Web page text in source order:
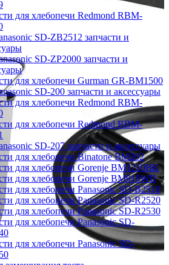
для хлебопечи Redmond RBM-
SD-ZB2512 запчасти и
SD-ZP2000 запчасти и
для хлебопечи Gurman GR-BM1500
SD-200 запчасти и аксессуары
для хлебопечи Redmond RBM-
для хлебопечи Redmond RBM-
SD-207 запчасти и аксессуары
для хлебопечи Binatone BM202
для хлебопечи Gorenje BM1210BK
для хлебопечи Gorenje BM910WII
для хлебопечи Panasonic SD-B2510
для хлебопечи Panasonic SD-R2520
для хлебопечи Panasonic SD-R2530
для хлебопечи Panasonic SD-
для хлебопечи Panasonic SD-